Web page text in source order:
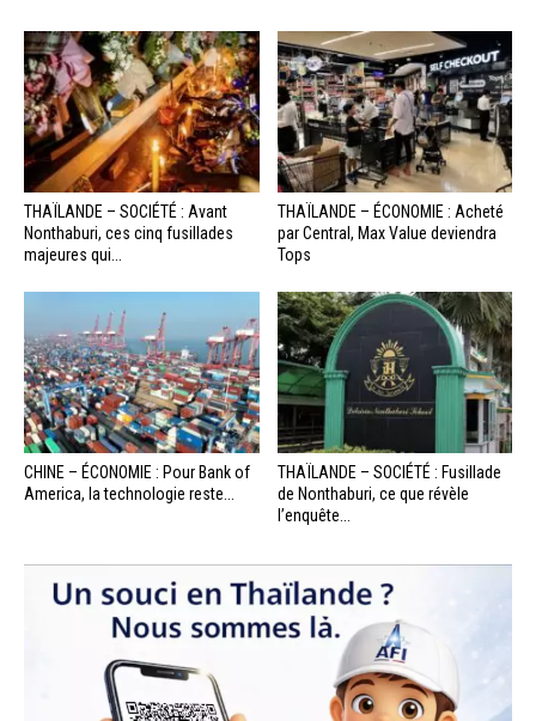
THAÏLANDE – SOCIÉTÉ : Avant
Nonthaburi, ces cinq fusillades
majeures qui...
THAÏLANDE – ÉCONOMIE : Acheté
par Central, Max Value deviendra
Tops
CHINE – ÉCONOMIE : Pour Bank of
America, la technologie reste...
THAÏLANDE – SOCIÉTÉ : Fusillade
de Nonthaburi, ce que révèle
l’enquête...